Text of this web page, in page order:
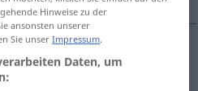
Hinweise zu der
ansonsten unserer
Sie unserImpressum.
Daten, um